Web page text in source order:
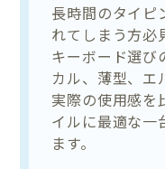
長時間のタイピ
れてしまう方必
キーボード選び
カル、薄型、エ
実際の使用感を
イルに最適な一
ます。